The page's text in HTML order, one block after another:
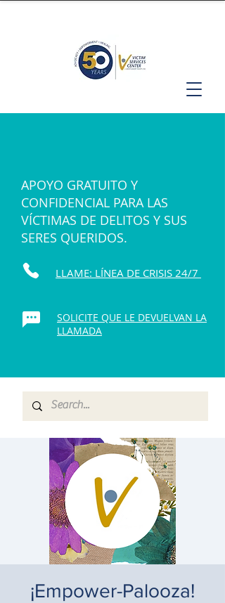
APOYO GRATUITO Y
CONFIDENCIAL PARA LAS
VÍCTIMAS DE DELITOS Y SUS
SERES QUERIDOS.
LLAME: LÍNEA DE CRISIS 24/7
SOLICITE QUE LE DEVUELVAN LA
LLAMADA
¡Empower-Palooza!